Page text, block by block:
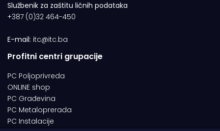
Službenik za zaštitu ličnih podataka
+387 (0)32 464-450
E-mail: itc@itc.ba
Profitni centri grupacije
PC Poljoprivreda
ONLINE shop
PC Građevina
PC Metaloprerada
PC Instalacije